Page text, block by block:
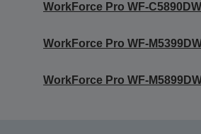
WorkForce Pro WF-
WorkForce Pro WF-
WorkForce Pro WF-